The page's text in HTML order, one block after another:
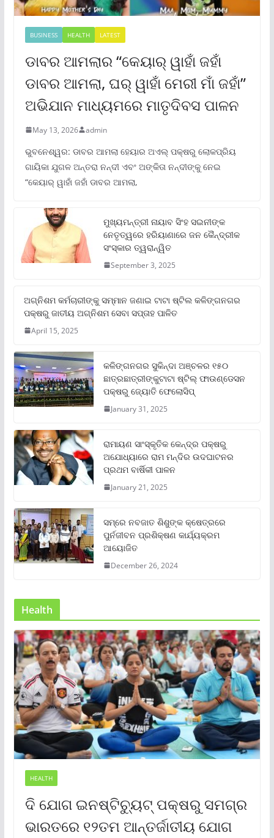
BUSINESS HEALTH LATEST
ଡାବର ଆମଲାର “କେୟାର୍ ୱାହାଁ ଜହାଁ
ଡାବର ଆମଲା, ଘର୍ ୱାହାଁ ମେରୀ ମାଁ ଜହାଁ”
ଅଭିଯାନ ମାଧ୍ୟମରେ ମାତୃଦିବସ ପାଳନ
May 13, 2026 admin
ଭୁବନେଶ୍ୱର: ଡାବର ଆମଲା ହେୟାର ଅଏଲ୍ ପକ୍ଷରୁ ଲୋକପ୍ରିୟ
ଗାୟିକା ଯୁଗଳ ଅନ୍ତରା ନନ୍ଦୀ ଏବଂ ଅଙ୍କିତା ନନ୍ଦୀଙ୍କୁ ନେଇ
“କେୟାର୍ ୱାହାଁ ଜହାଁ ଡାବର ଆମଲା,
ମୁଖ୍ୟମନ୍ତ୍ରୀ ନାୟାବ ସିଂହ ସଇନୀଙ୍କ
ନେତୃତ୍ୱରେ ହରିୟାଣାରେ ଜନ କୈନ୍ଦ୍ରୀକ
ସଂସ୍କାର ତ୍ୱରାନ୍ୱିତ
September 3, 2025
ଅଗ୍ନିଶମ କର୍ମଚାରୀଙ୍କୁ ସମ୍ମାନ ଜଣାଇ ଟାଟା ଷ୍ଟିଲ କଳିଙ୍ଗନଗର
ପକ୍ଷରୁ ଜାତୀୟ ଅଗ୍ନିଶମ ସେବା ସପ୍ତାହ ପାଳିତ
April 15, 2025
କଳିଙ୍ଗନଗର ସୁକିନ୍ଦା ଅଞ୍ଚଳର ୧୫୦
ଛାତ୍ରଛାତ୍ରୀଙ୍କୁଟାଟା ଷ୍ଟିଲ୍ ଫାଉଣ୍ଡେସନ
ପକ୍ଷରୁ ଜ୍ୟୋତି ଫେଲୋସିପ୍‌
January 31, 2025
ରାମାୟଣ ସାଂସ୍କୃତିକ କେନ୍ଦ୍ର ପକ୍ଷରୁ
ଅଯୋଧ୍ୟାରେ ରାମ ମନ୍ଦିର ଉଦଘାଟନର
ପ୍ରଥମ ବାର୍ଷିକୀ ପାଳନ
January 21, 2025
ସମ୍‌ରେ ନବଜାତ ଶିଶୁଙ୍କ କ୍ଷେତ୍ରରେ
ପୁର୍ନଜୀବନ ପ୍ରଶିକ୍ଷଣ କାର୍ଯ୍ୟକ୍ରମ
ଆୟୋଜିତ
December 26, 2024
Health
HEALTH
ଦି ଯୋଗ ଇନଷ୍ଟିଚ୍ୟୁଟ୍ ପକ୍ଷରୁ ସମଗ୍ର
ଭାରତରେ ୧୨ତମ ଆନ୍ତର୍ଜାତୀୟ ଯୋଗ